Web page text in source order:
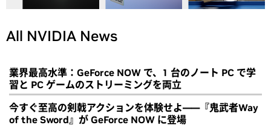
All NVIDIA News
業界最高水準：GeForce NOW で、1 台のノート PC で学
習と PC ゲームのストリーミングを両立
今すぐ至高の剣戟アクションを体験せよ――『鬼武者Way
of the Sword』が GeForce NOW に登場